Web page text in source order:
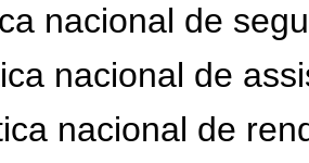
nacional de
nacional de
nacional de